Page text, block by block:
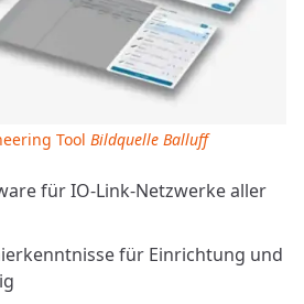
für IO-Link-Netzwerke aller
für Einrichtung und
Tool Bildquelle Balluff